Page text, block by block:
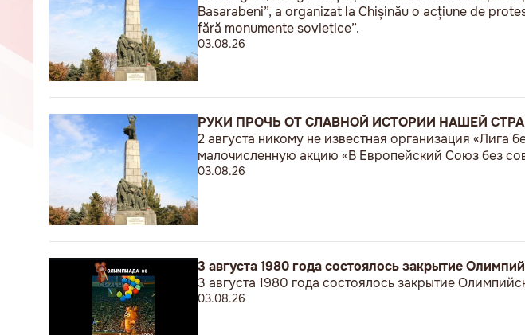
Basarabeni”, a organizat la Chișinău o acțiune de
fără monumente sovietice”.
03.08.26
РУКИ ПРОЧЬ ОТ СЛАВНОЙ ИСТОРИИ НАШЕЙ
2 августа никому не известная организация «Лига
малочисленную акцию «В Европейский Союз без
03.08.26
3 августа 1980 года состоялось закрытие
3 августа 1980 года состоялось закрытие
03.08.26